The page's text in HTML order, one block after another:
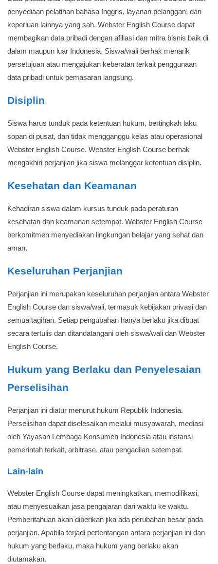
penyediaan pelatihan bahasa Inggris, layanan pelanggan, dan
keperluan lainnya yang sah. Webster English Course dapat
membagikan data pribadi dengan afiliasi dan mitra bisnis baik di
dalam maupun luar Indonesia. Siswa/wali berhak menarik
persetujuan atau mengajukan keberatan terkait penggunaan
data pribadi untuk pemasaran langsung.
Disiplin
Siswa harus tunduk pada ketentuan hukum, bertingkah laku
sopan di pusat, dan tidak mengganggu kelas atau operasional
Webster English Course. Webster English Course berhak
mengakhiri perjanjian jika siswa melanggar ketentuan disiplin.
Kesehatan dan Keamanan
Kehadiran siswa dalam kursus tunduk pada peraturan
kesehatan dan keamanan setempat. Webster English Course
berkomitmen menyediakan lingkungan belajar yang sehat dan
aman.
Keseluruhan Perjanjian
Perjanjian ini merupakan keseluruhan perjanjian antara Webster
English Course dan siswa/wali, termasuk kebijakan privasi dan
semua tagihan. Setiap pengubahan hanya berlaku jika dibuat
secara tertulis dan ditandatangani oleh siswa/wali dan Webster
English Course.
Hukum yang Berlaku dan Penyelesaian
Perselisihan
Perjanjian ini diatur menurut hukum Republik Indonesia.
Perselisihan dapat diselesaikan melalui musyawarah, mediasi
oleh Yayasan Lembaga Konsumen Indonesia atau instansi
pemerintah terkait, arbitrase, atau pengadilan setempat.
Lain-lain
Webster English Course dapat meningkatkan, memodifikasi,
atau menyesuaikan jasa pengajaran dari waktu ke waktu.
Pemberitahuan akan diberikan jika ada perubahan besar pada
perjanjian. Apabila terjadi pertentangan antara perjanjian ini dan
hukum yang berlaku, maka hukum yang berlaku akan
diutamakan.